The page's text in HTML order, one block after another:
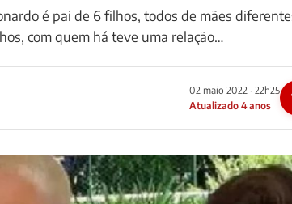
é pai de 6 filhos, todos de mães
com quem há teve uma relação…
02 maio 2022 · 22h25
Atualizado 4 anos